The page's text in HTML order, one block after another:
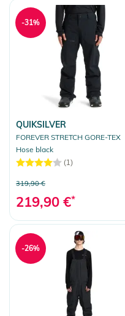
QUIKSILVER
FOREVER STRETCH GORE-TEX
Hose black
(1)
319,90 €
219,90 €*
-31%
-26%